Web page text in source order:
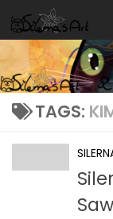
Skip to
TAGS: